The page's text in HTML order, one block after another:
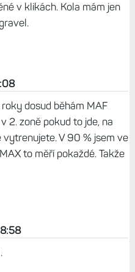
v klikách. Kola mám jen
dosud běhám MAF
2. zoně pokud to jde, na
V 90 % jsem ve
to měří pokaždé. Takže